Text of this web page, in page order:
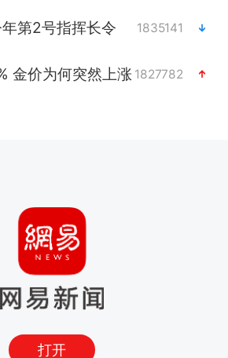
第2号指挥长令 1835141
金价为何突然上涨 1827782
打开